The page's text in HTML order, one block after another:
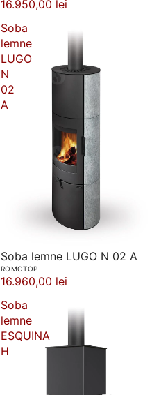
16.950,00 lei
Soba
lemne
LUGO
N
02
A
Soba lemne LUGO N 02 A
ROMOTOP
16.960,00 lei
Soba
lemne
ESQUINA
H